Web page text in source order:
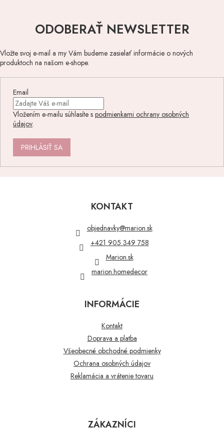
ODOBERAŤ NEWSLETTER
Vložte svoj e-mail a my Vám budeme zasielať informácie o nových
produktoch na našom e-shope.
Email
Vložením e-mailu súhlasíte s podmienkami ochrany osobných
údajov.
PRIHLÁSIŤ SA
KONTAKT
objednavky@marion.sk
+421 905 349 758
Marion.sk
marion.homedecor
INFORMÁCIE
Kontakt
Doprava a platba
Všeobecné obchodné podmienky
Ochrana osobných údajov
Reklamácia a vrátenie tovaru
ZÁKAZNÍCI